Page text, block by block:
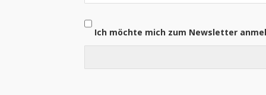
Ich möchte mich zum Newsletter